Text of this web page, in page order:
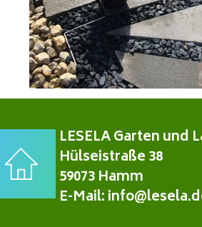
LESELA Garten und
Hülseistraße 38
59073 Hamm
E-Mail: